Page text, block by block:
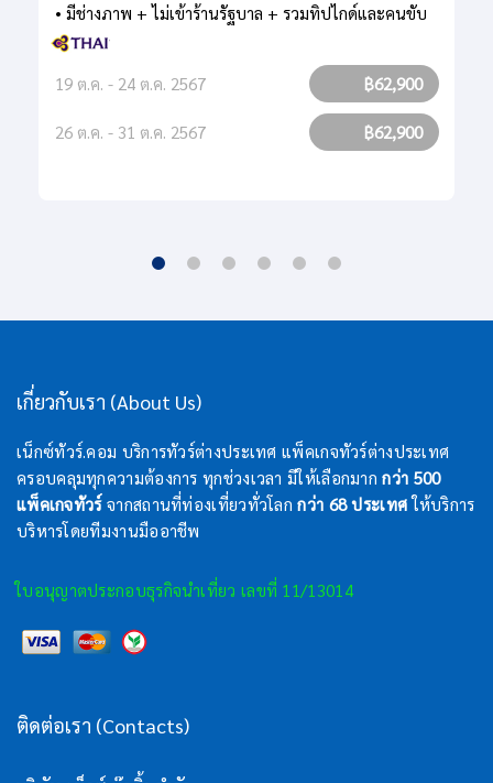
• มีช่างภาพ + ไม่เข้าร้านรัฐบาล + รวมทิปไกด์และคนขับ
19 ต.ค. - 24 ต.ค. 2567 ฿62,900
26 ต.ค. - 31 ต.ค. 2567 ฿62,900
เกี่ยวกับเรา (About Us)
เน็กซ์ทัวร์.คอม บริการทัวร์ต่างประเทศ แพ็คเกจทัวร์ต่างประเทศ
ครอบคลุมทุกความต้องการ ทุกช่วงเวลา มีให้เลือกมากกว่า 500
แพ็คเกจทัวร์จากสถานที่ท่องเที่ยวทั่วโลกกว่า 68 ประเทศให้บริการ
บริหารโดยทีมงานมืออาชีพ
ใบอนุญาตประกอบธุรกิจนำเที่ยว เลขที่ 11/13014
ติดต่อเรา (Contacts)